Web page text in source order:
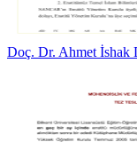
Doç. Dr. Ahmet